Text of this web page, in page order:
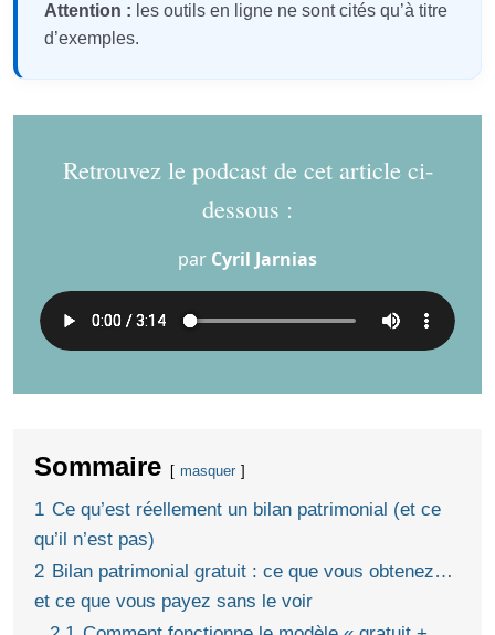
Attention : les outils en ligne ne sont cités qu’à titre
d’exemples.
Retrouvez le podcast de cet article ci-
dessous :
par Cyril Jarnias
Sommaire masquer
1 Ce qu’est réellement un bilan patrimonial (et ce
qu’il n’est pas)
2 Bilan patrimonial gratuit : ce que vous obtenez…
et ce que vous payez sans le voir